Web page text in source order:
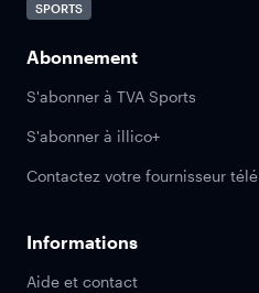
SPORTS
Abonnement
S'abonner à TVA Sports
S'abonner à illico+
Contactez votre fournisseur télé
Informations
Aide et contact